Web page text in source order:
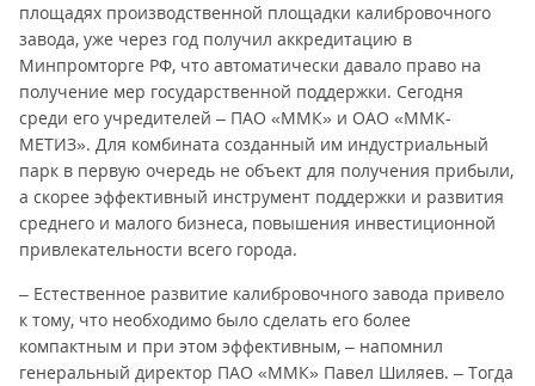
площадях производственной площадки калибровочного
завода, уже через год получил аккредитацию в
Минпромторге РФ, что автоматически давало право на
получение мер государственной поддержки. Сегодня
среди его учредителей – ПАО «ММК» и ОАО «ММК-
МЕТИЗ». Для комбината созданный им индустриальный
парк в первую очередь не объект для получения прибыли,
а скорее эффективный инструмент поддержки и развития
среднего и малого бизнеса, повышения инвестиционной
привлекательности всего города.
– Естественное развитие калибровочного завода привело
к тому, что необходимо было сделать его более
компактным и при этом эффективным, – напомнил
генеральный директор ПАО «ММК» Павел Шиляев. – Тогда